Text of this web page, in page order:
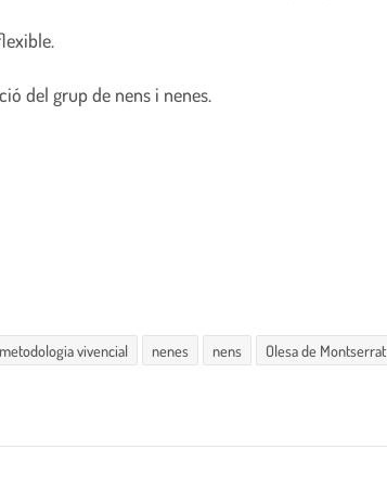
del grup de nens i nenes.
metodologia vivencial nenes nens Olesa de Montserrat